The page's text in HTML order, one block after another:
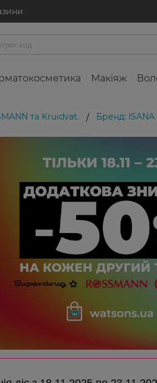
Макіяж
та Kruidvat. / Бренд: ISANA